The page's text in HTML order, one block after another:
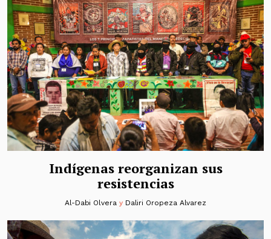
Indígenas reorganizan sus
resistencias
Al-Dabi Olvera y Daliri Oropeza Alvarez